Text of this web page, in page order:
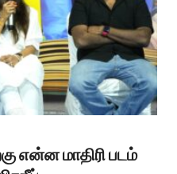
என்ன மாதிரி படம்